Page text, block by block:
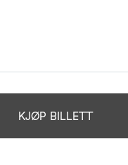
KJØP BILLETT